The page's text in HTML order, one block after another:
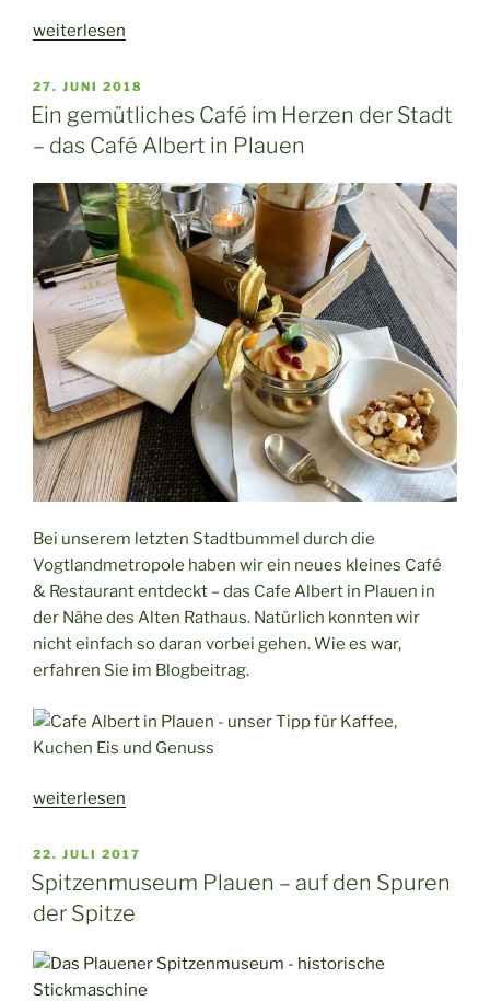
„Der
unweit
der
Talsperre
weiterlesen
VERÖFFENTLICHT
AM
27. JUNI 2018
Ein gemütliches Café im Herzen der Stadt
– das Café Albert in Plauen
Bei unserem letzten Stadtbummel durch die
Vogtlandmetropole haben wir ein neues kleines Café
& Restaurant entdeckt – das Cafe Albert in Plauen in
der Nähe des Alten Rathaus. Natürlich konnten wir
nicht einfach so daran vorbei gehen. Wie es war,
erfahren Sie im Blogbeitrag.
„Ein
Café
im
Herzen
der
Stadt
–
weiterlesen
VERÖFFENTLICHT
AM
22. JULI 2017
Spitzenmuseum Plauen – auf den Spuren
der Spitze